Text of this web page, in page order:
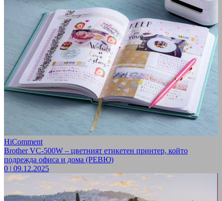
HiComment
Brother VC-500W – цветният етикетен принтер, който
подрежда офиса и дома (РЕВЮ)
0 | 09.12.2025